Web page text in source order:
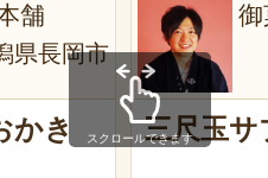
舗
県長岡市
かき 三尺玉サ
スクロールできます